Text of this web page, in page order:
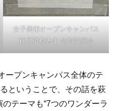
女子美術オープンキャンパス
萩尾望都先生 特別講演会
ープンキャンパス全体のテ
ということで、その話を萩
テーマも“7つのワンダーラ